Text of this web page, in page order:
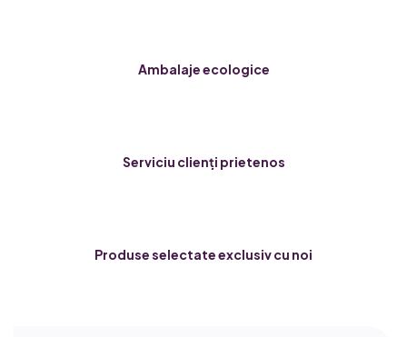
Ambalaje ecologice
Serviciu clienți prietenos
Produse selectate exclusiv cu noi